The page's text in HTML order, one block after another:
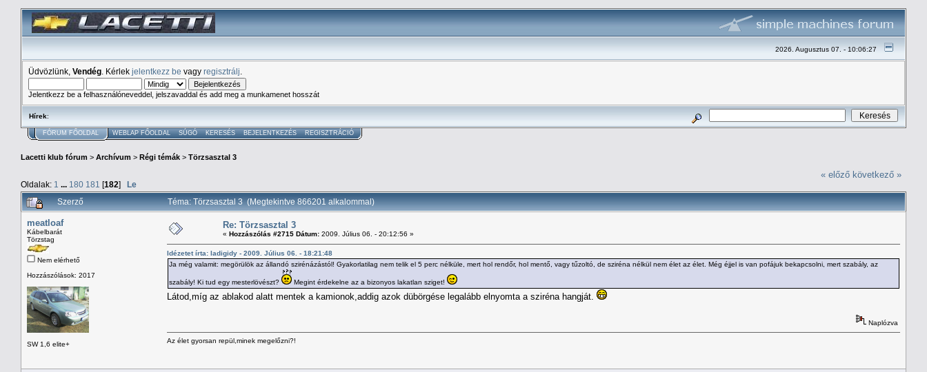
2026. Augusztus 07. - 10:06:27
Üdvözlünk, Vendég . Kérlek jelentkezz be vagy regisztrálj
Jelentkezz be a felhasználóneveddel, jelszavaddal és add meg a munkamenet hosszát
Hírek:
FÓRUM FŐOLDAL WEBLAP FŐOLDAL SÚGÓ KERESÉS BEJELENTKEZÉS REGISZTRÁCIÓ
Lacetti klub fórum > Archívum > Régi témák > Törzsasztal 3
Oldalak: 1 ... 180 181 [182] Le
« előző következő »
Szerző Téma: Törzsasztal 3 (Megtekintve 866201 alkalommal)
meatloaf
Kábelbarát
Törzstag
Nem elérhető
Hozzászólások: 2017
SW 1,6 elite+
Re: Törzsasztal 3
« Hozzászólás #2715 Dátum: 2009. Július 06. - 20:12:56 »
Idézetet írta: ladigidy - 2009. Július 06. - 18:21:48
Ja még valamit: megörülök az állandó szirénázástól! Gyakorlatilag nem telik el 5 perc nélküle, mert hol rendőr, hol mentő, vagy tűzoltó, de sziréna nélkül nem élet az élet. Még éjjel is van pofájuk bekapcsolni, mert szabály, az
szabály! Ki tud egy mesterlövészt? Megint érdekelne az a bizonyos lakatlan sziget!
Látod,míg az ablakod alatt mentek a kamionok,addig azok dübörgése legalább elnyomta a sziréna hangját.
Naplózva
Az élet gyorsan repül,minek megelőzni?!